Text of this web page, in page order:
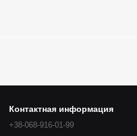
Контактная информация
+38-068-916-01-99